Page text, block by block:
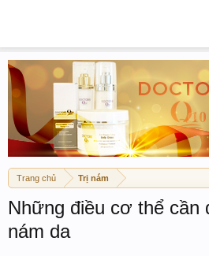
Trang chủ Trị nám
Những điều cơ thể cần
nám da